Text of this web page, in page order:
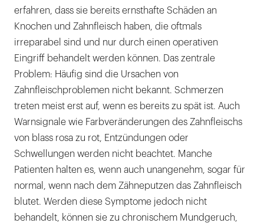
erfahren, dass sie bereits ernsthafte Schäden an
Knochen und Zahnfleisch haben, die oftmals
irreparabel sind und nur durch einen operativen
Eingriff behandelt werden können. Das zentrale
Problem: Häufig sind die Ursachen von
Zahnfleischproblemen nicht bekannt. Schmerzen
treten meist erst auf, wenn es bereits zu spät ist. Auch
Warnsignale wie Farbveränderungen des Zahnfleischs
von blass rosa zu rot, Entzündungen oder
Schwellungen werden nicht beachtet. Manche
Patienten halten es, wenn auch unangenehm, sogar für
normal, wenn nach dem Zähneputzen das Zahnfleisch
blutet. Werden diese Symptome jedoch nicht
behandelt, können sie zu chronischem Mundgeruch,